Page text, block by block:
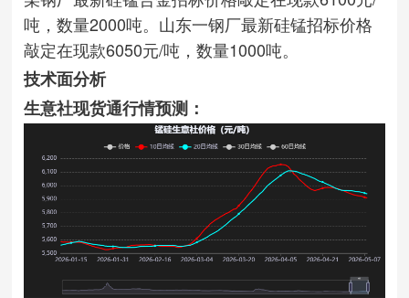
吨，数量2000吨。山东一钢厂最新硅锰招标价格
敲定在现款6050元/吨，数量1000吨。
技术面分析
生意社现货通行情预测：